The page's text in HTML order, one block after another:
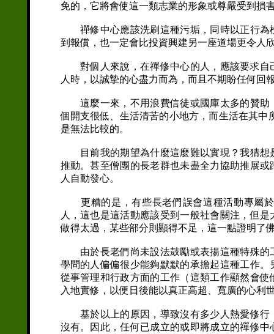
免的，它將會使這一類志業的形象或尊嚴受到損
禪修中心應該洗刷這種污垢，同時以正行為
到報償，也一定會比投資興建另一座道場更令人
對個人來說，在禪修中心的人，應該要求自
人時，以誠摯的心盡力而為，而且不期盼任何回
這麼一來，不用浪費信徒或國庫太多的贊助
個開支很低、生活清苦的小地方，而生活在其
是無法比較的。
目前我的期望為什麼這麼難以實現？我猜想
推動。甚至僧團的長老群也未盡全力協助推展
人自動發心。
更糟的是，有些長老們誤會這種活動專屬於
人，這也是這活動應該受到一般社會關注，但
做得太過，某些部分則顯得不足，這一點證明了
由於長老們尚未設法鼓勵或表揚這種特殊的
學問的人偏偏很少能夠默默的承擔起這種工作
從事管理和行政方面的工作（這類工作顯然會
入地實修，以便日後能以真正高超、寬廣的心利
基於以上的原因，導致沒有多少人熱愛修行
沒有。因此，任何已成立的或即將成立的禪修